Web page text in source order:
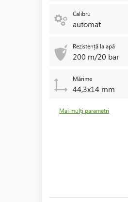
Calibru
automat
Rezistență la apă
200 m/20 bar
Mărime
44,3x14 mm
Mai mulți parametri